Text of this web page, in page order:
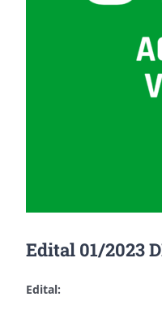
Edital 01/2023
Edital: